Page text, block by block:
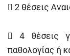
 2 θέσεις
 4 θέσεις
παθολογίας ή